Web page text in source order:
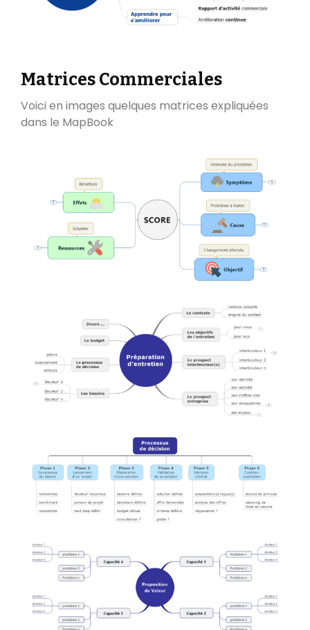
Matrices Commerciales
Voici en images quelques matrices expliquées
dans le MapBook